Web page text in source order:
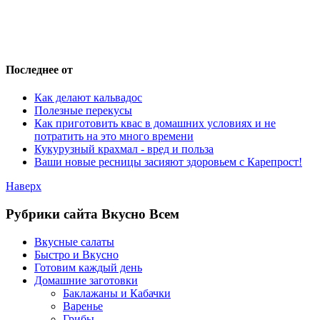
Последнее от
Как делают кальвадос
Полезные перекусы
Как приготовить квас в домашних условиях и не
потратить на это много времени
Кукурузный крахмал - вред и польза
Ваши новые ресницы засияют здоровьем с Карепрост!
Наверх
Рубрики сайта Вкусно Всем
Вкусные салаты
Быстро и Вкусно
Готовим каждый день
Домашние заготовки
Баклажаны и Кабачки
Варенье